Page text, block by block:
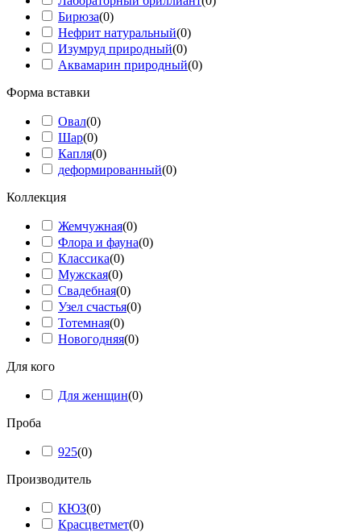
Бирюза(0)
Нефрит натуральный(0)
Изумруд природный(0)
Аквамарин природный(0)
Форма вставки
Овал(0)
Шар(0)
Капля(0)
деформированный(0)
Коллекция
Жемчужная(0)
Флора и фауна(0)
Классика(0)
Мужская(0)
Свадебная(0)
Узел счастья(0)
Тотемная(0)
Новогодняя(0)
Для кого
Для женщин(0)
Проба
925(0)
Производитель
КЮЗ(0)
Красцветмет(0)